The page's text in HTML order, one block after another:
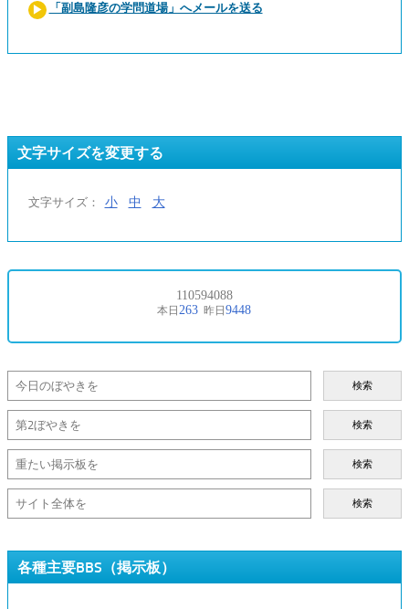
「副島隆彦の学問道場」へメールを送る
文字サイズを変更する
文字サイズ： 小 中 大
検索
検索
検索
検索
各種主要BBS（掲示板）